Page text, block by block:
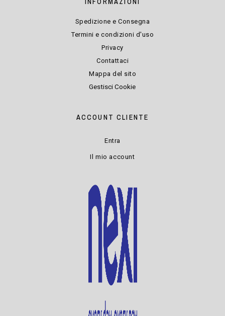
Spedizione e Consegna
Termini e condizioni d'uso
Privacy
Contattaci
Mappa del sito
Gestisci Cookie
ACCOUNT CLIENTE
Entra
Il mio account